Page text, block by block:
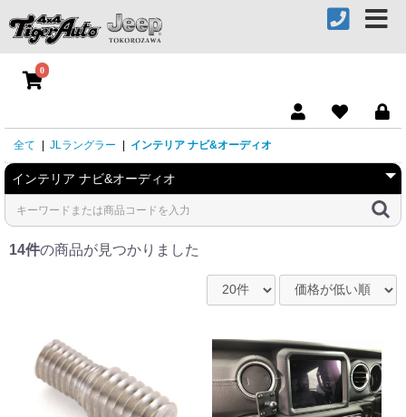
0
全て JLラングラー インテリア ナビ&オーディオ
14件の商品が見つかりました